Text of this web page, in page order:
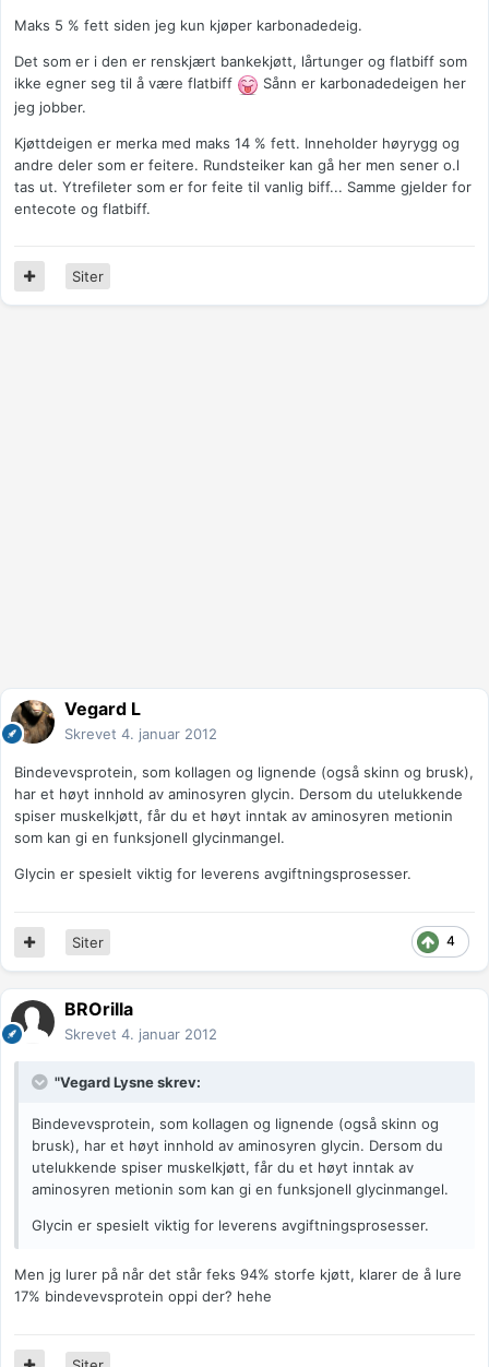
Maks 5 % fett siden jeg kun kjøper karbonadedeig.
Det som er i den er renskjært bankekjøtt, lårtunger og flatbiff som
ikke egner seg til å være flatbiff
Sånn er karbonadedeigen her
jeg jobber.
Kjøttdeigen er merka med maks 14 % fett. Inneholder høyrygg og
andre deler som er feitere. Rundsteiker kan gå her men sener o.l
tas ut. Ytrefileter som er for feite til vanlig biff... Samme gjelder for
entecote og flatbiff.
Siter
Vegard L
Skrevet 4. januar 2012
Bindevevsprotein, som kollagen og lignende (også skinn og brusk),
har et høyt innhold av aminosyren glycin. Dersom du utelukkende
spiser muskelkjøtt, får du et høyt inntak av aminosyren metionin
som kan gi en funksjonell glycinmangel.
Glycin er spesielt viktig for leverens avgiftningsprosesser.
4
Siter
BROrilla
Skrevet 4. januar 2012
"Vegard Lysne skrev:
Bindevevsprotein, som kollagen og lignende (også skinn og
brusk), har et høyt innhold av aminosyren glycin. Dersom du
utelukkende spiser muskelkjøtt, får du et høyt inntak av
aminosyren metionin som kan gi en funksjonell glycinmangel.
Glycin er spesielt viktig for leverens avgiftningsprosesser.
Men jg lurer på når det står feks 94% storfe kjøtt, klarer de å lure
17% bindevevsprotein oppi der? hehe